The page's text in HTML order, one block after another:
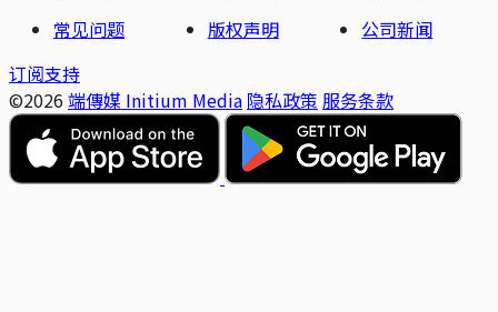
常见问题
版权声明
公司新闻
订阅支持
©2026 端傳媒 Initium Media 隐私政策 服务条款